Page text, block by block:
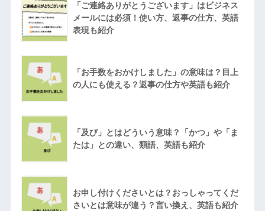
「ご連絡ありがとうございます」はビジネス
メールには必須！使い方、返事の仕方、英語
表現も紹介
「お手数をおかけしました」の意味は？目上
の人にも使える？返事の仕方や英語も紹介
「及び」とはどういう意味？「かつ」や「ま
たは」との違い、類語、英語も紹介
お申し付けくださいとは？おっしゃってくだ
さいとは意味が違う？言い換え、英語も紹介